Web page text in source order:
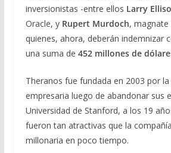
inversionistas -entre ellos Larry
Oracle, y Rupert Murdoch,
quienes, ahora, deberán indemnizar
una suma de 452 millones de
Theranos fue fundada en 2003 por
empresaria luego de abandonar sus
Universidad de Stanford, a los 19
fueron tan atractivas que la
millonaria en poco tiempo.